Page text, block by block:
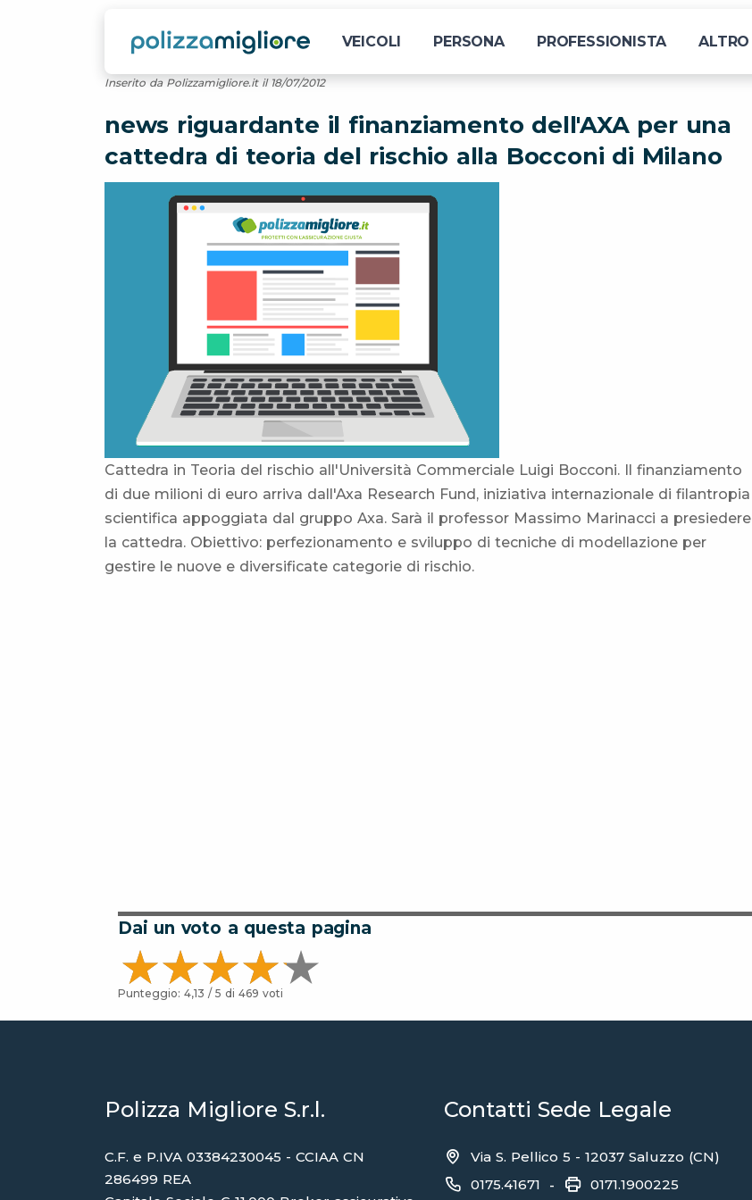
VEICOLI PERSONA PROFESSIONISTA ALTRO
Inserito da Polizzamigliore.it il 18/07/2012
news riguardante il finanziamento dell'AXA per una
cattedra di teoria del rischio alla Bocconi di Milano
Cattedra in Teoria del rischio all'Università Commerciale Luigi Bocconi. Il finanziamento
di due milioni di euro arriva dall'Axa Research Fund, iniziativa internazionale di filantropia
scientifica appoggiata dal gruppo Axa. Sarà il professor Massimo Marinacci a presiedere
la cattedra. Obiettivo: perfezionamento e sviluppo di tecniche di modellazione per
gestire le nuove e diversificate categorie di rischio.
Dai un voto a questa pagina
Punteggio: 4,13 / 5 di 469 voti
Polizza Migliore S.r.l.
C.F. e P.IVA 03384230045 - CCIAA CN
286499 REA
Contatti Sede Legale
Via S. Pellico 5 - 12037 Saluzzo (CN)
0175.41671 - 0171.1900225